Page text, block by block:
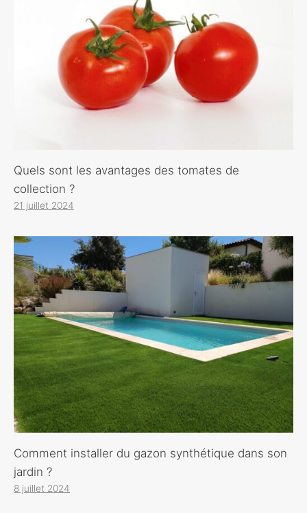
Quels sont les avantages des tomates de
collection ?
21 juillet 2024
Comment installer du gazon synthétique dans son
jardin ?
8 juillet 2024